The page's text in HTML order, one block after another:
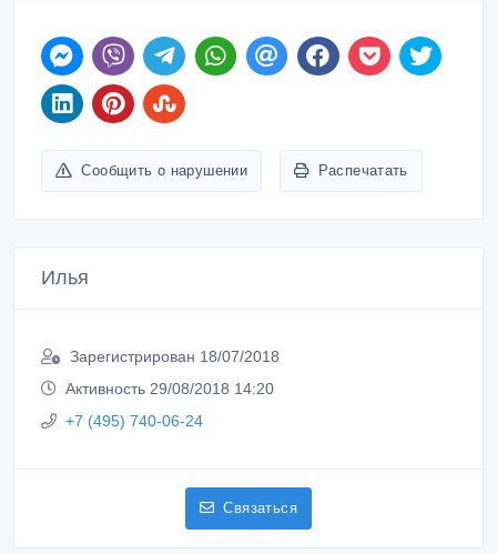
Сообщить о нарушении Распечатать
Илья
Зарегистрирован 18/07/2018
Активность 29/08/2018 14:20
+7 (495) 740-06-24
Связаться